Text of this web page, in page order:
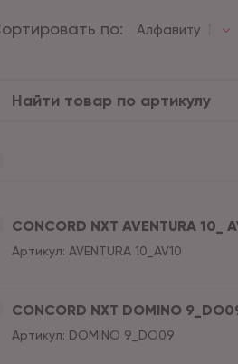
по: Алфавиту
CONCORD NXT AVENTURA 10_
Артикул: AVENTURA 10_AV10
CONCORD NXT DOMINO
Артикул: DOMINO 9_DO09